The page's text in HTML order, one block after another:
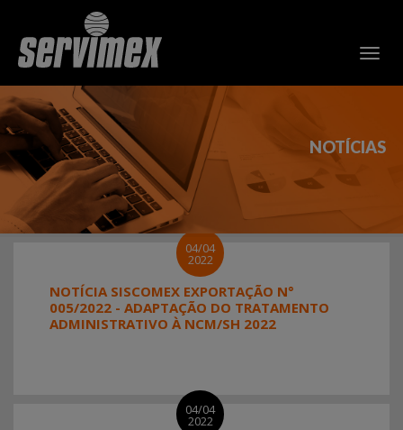
NOTÍCIAS
04/04
2022
NOTÍCIA SISCOMEX EXPORTAÇÃO N°
005/2022 - ADAPTAÇÃO DO TRATAMENTO
ADMINISTRATIVO À NCM/SH 2022
04/04
2022